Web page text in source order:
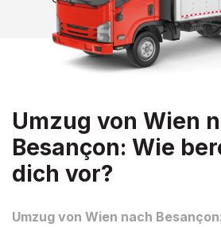
Umzug von Wien
Besançon: Wie
dich vor?
Umzug von Wien nach